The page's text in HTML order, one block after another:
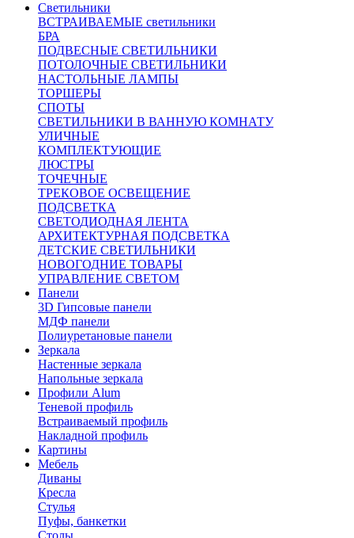
Светильники
ВСТРАИВАЕМЫЕ светильники
БРА
ПОДВЕСНЫЕ СВЕТИЛЬНИКИ
ПОТОЛОЧНЫЕ СВЕТИЛЬНИКИ
НАСТОЛЬНЫЕ ЛАМПЫ
ТОРШЕРЫ
СПОТЫ
СВЕТИЛЬНИКИ В ВАННУЮ КОМНАТУ
УЛИЧНЫЕ
КОМПЛЕКТУЮЩИЕ
ЛЮСТРЫ
ТОЧЕЧНЫЕ
ТРЕКОВОЕ ОСВЕЩЕНИЕ
ПОДСВЕТКА
СВЕТОДИОДНАЯ ЛЕНТА
АРХИТЕКТУРНАЯ ПОДСВЕТКА
ДЕТСКИЕ СВЕТИЛЬНИКИ
НОВОГОДНИЕ ТОВАРЫ
УПРАВЛЕНИЕ СВЕТОМ
Панели
3D Гипсовые панели
МДФ панели
Полиуретановые панели
Зеркала
Настенные зеркала
Напольные зеркала
Профили Alum
Теневой профиль
Встраиваемый профиль
Накладной профиль
Картины
Мебель
Диваны
Кресла
Стулья
Пуфы, банкетки
Столы